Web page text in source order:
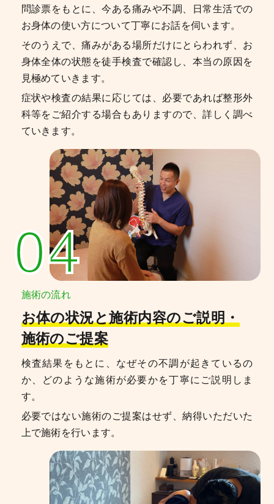
問診票をもとに、今ある痛みや不調、日常生活での
お身体の使い方について丁寧にお話を伺います。
そのうえで、痛みがある場所だけにとらわれず、お
身体全体の状態を徒手検査で確認し、本当の原因を
見極めていきます。
症状や検査の結果に応じては、必要であれば整形外
科等をご紹介する場合もありますので、詳しく調べ
ていきます。
04
施術の流れ
お体の状況と施術内容のご説明・
施術のご提案
検査結果をもとに、なぜその不調が起きているの
か、どのような施術が必要かを丁寧にご説明しま
す。
必要ではない施術のご提案はせず、納得いただいた
上で施術を行います。